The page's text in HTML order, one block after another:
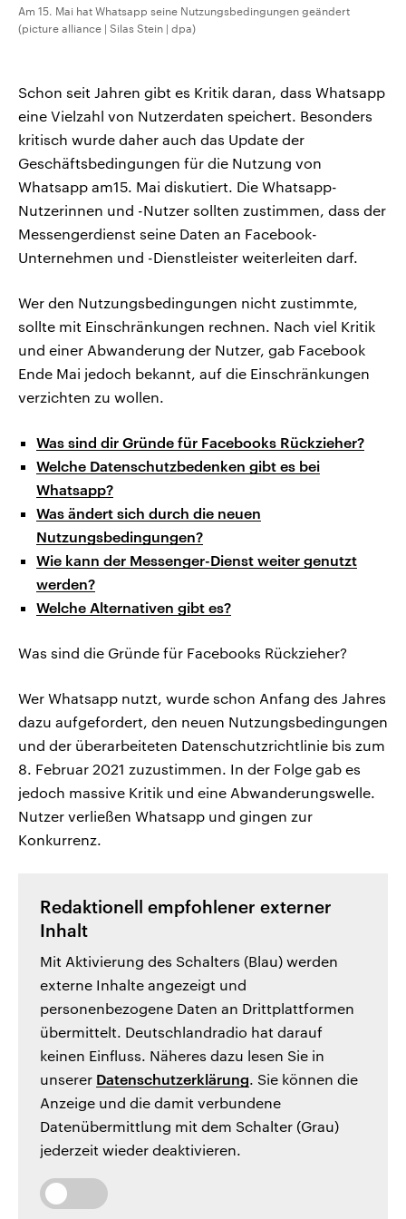
Am 15. Mai hat Whatsapp seine Nutzungsbedingungen geändert
(picture alliance | Silas Stein | dpa)
Schon seit Jahren gibt es Kritik daran, dass Whatsapp
eine Vielzahl von Nutzerdaten speichert. Besonders
kritisch wurde daher auch das Update der
Geschäftsbedingungen für die Nutzung von
Whatsapp am15. Mai diskutiert. Die Whatsapp-
Nutzerinnen und -Nutzer sollten zustimmen, dass der
Messengerdienst seine Daten an Facebook-
Unternehmen und -Dienstleister weiterleiten darf.
Wer den Nutzungsbedingungen nicht zustimmte,
sollte mit Einschränkungen rechnen. Nach viel Kritik
und einer Abwanderung der Nutzer, gab Facebook
Ende Mai jedoch bekannt, auf die Einschränkungen
verzichten zu wollen.
Was sind dir Gründe für Facebooks Rückzieher?
Welche Datenschutzbedenken gibt es bei
Whatsapp?
Was ändert sich durch die neuen
Nutzungsbedingungen?
Wie kann der Messenger-Dienst weiter genutzt
werden?
Welche Alternativen gibt es?
Was sind die Gründe für Facebooks Rückzieher?
Wer Whatsapp nutzt, wurde schon Anfang des Jahres
dazu aufgefordert, den neuen Nutzungsbedingungen
und der überarbeiteten Datenschutzrichtlinie bis zum
8. Februar 2021 zuzustimmen. In der Folge gab es
jedoch massive Kritik und eine Abwanderungswelle.
Nutzer verließen Whatsapp und gingen zur
Konkurrenz.
Redaktionell empfohlener externer
Inhalt
Mit Aktivierung des Schalters (Blau) werden
externe Inhalte angezeigt und
personenbezogene Daten an Drittplattformen
übermittelt. Deutschlandradio hat darauf
keinen Einfluss. Näheres dazu lesen Sie in
unserer Datenschutzerklärung. Sie können die
Anzeige und die damit verbundene
Datenübermittlung mit dem Schalter (Grau)
jederzeit wieder deaktivieren.